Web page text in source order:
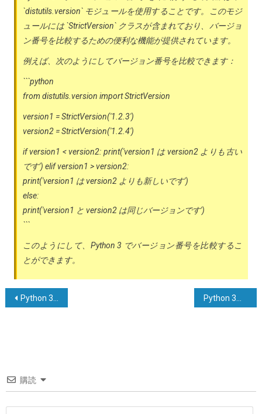
`distutils.version` モジュールを使用することです。このモジ
ュールには `StrictVersion` クラスが含まれており、バージョ
ン番号を比較するための便利な機能が提供されています。
例えば、次のようにしてバージョン番号を比較できます：
```python
from distutils.version import StrictVersion
version1 = StrictVersion('1.2.3')
version2 = StrictVersion('1.2.4')
if version1 < version2: print('version1 は version2 よりも古い
です') elif version1 > version2:
print('version1 は version2 よりも新しいです')
else:
print('version1 と version2 は同じバージョンです')
```
このようにして、Python 3 でバージョン番号を比較するこ
とができます。
投
ー
シ
Python 3 で日付を通常の形式で出力する方法
購読